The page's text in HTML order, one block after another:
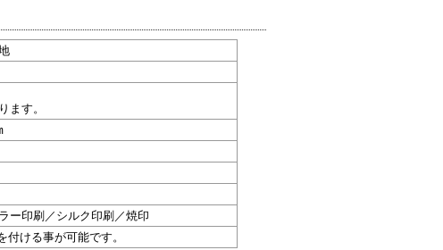
ます。
ー印刷／シルク印刷／焼印
付ける事が可能です。